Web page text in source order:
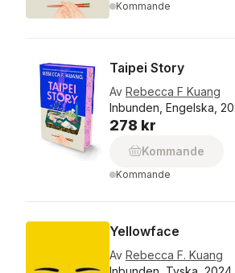
Kommande
Taipei Story
Av Rebecca F Kuang
Inbunden, Engelska,
278 kr
Kommande
Kommande
Yellowface
Av Rebecca F. Kuang